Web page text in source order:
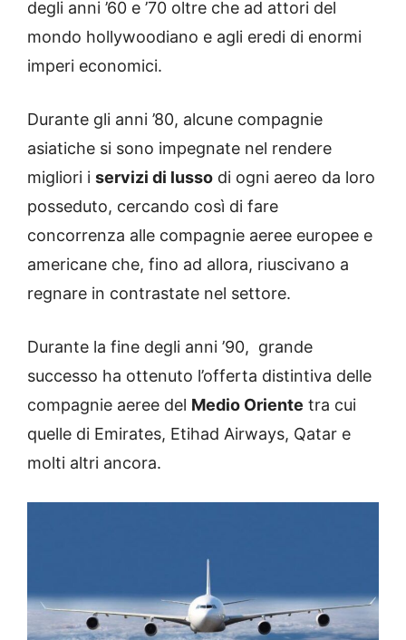
degli anni ’60 e ’70 oltre che ad attori del
mondo hollywoodiano e agli eredi di enormi
imperi economici.
Durante gli anni ’80, alcune compagnie
asiatiche si sono impegnate nel rendere
migliori i servizi di lusso di ogni aereo da loro
posseduto, cercando così di fare
concorrenza alle compagnie aeree europee e
americane che, fino ad allora, riuscivano a
regnare in contrastate nel settore.
Durante la fine degli anni ’90, grande
successo ha ottenuto l’offerta distintiva delle
compagnie aeree del Medio Oriente tra cui
quelle di Emirates, Etihad Airways, Qatar e
molti altri ancora.